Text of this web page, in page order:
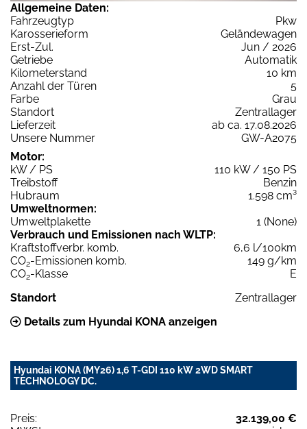
Allgemeine Daten:
Fahrzeugtyp
Pkw
Karosserieform
Geländewagen
Erst-Zul.
Jun / 2026
Getriebe
Automatik
Kilometerstand
10 km
Anzahl der Türen
5
Farbe
Grau
Standort
Zentrallager
Lieferzeit
ab ca. 17.08.2026
Unsere Nummer
GW-A2075
Motor:
kW / PS
110 kW / 150 PS
Treibstoff
Benzin
Hubraum
1.598 cm³
Umweltnormen:
Umweltplakette
1 (None)
Verbrauch und Emissionen nach WLTP:
Kraftstoffverbr. komb.
6,6 l/100km
CO2-Emissionen komb.
149 g/km
CO2-Klasse
E
Standort
Zentrallager
Details zum Hyundai KONA anzeigen
Hyundai KONA (MY26) 1,6 T-GDI 110 kW 2WD SMART
TECHNOLOGY DC.
Preis:
32.139,00 €